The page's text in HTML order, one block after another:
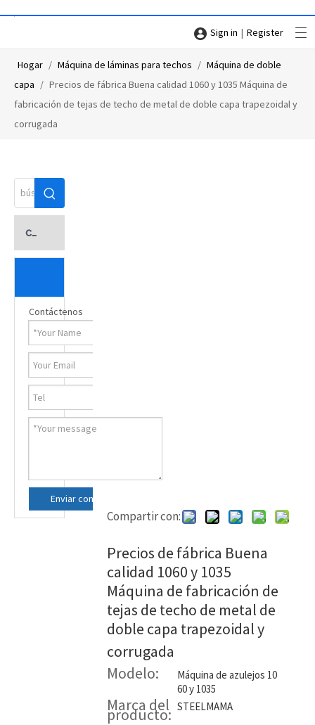
Sign in | Register
Hogar / Máquina de láminas para techos / Máquina de doble
capa / Precios de fábrica Buena calidad 1060 y 1035 Máquina de
fabricación de tejas de techo de metal de doble capa trapezoidal y
corrugada
categoria de producto
Contáctenos
Enviar consulta ahora
Compartir con:
Precios de fábrica Buena
calidad 1060 y 1035
Máquina de fabricación de
tejas de techo de metal de
doble capa trapezoidal y
corrugada
Modelo:
Máquina de azulejos 10
60 y 1035
Marca del
producto: STEELMAMA